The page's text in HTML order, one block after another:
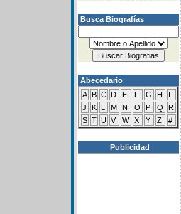
Busca Biografías
Abecedario
A B C D E F G H
I
J
K L M N O P Q
R
S T U V W X Y Z #
Publicidad